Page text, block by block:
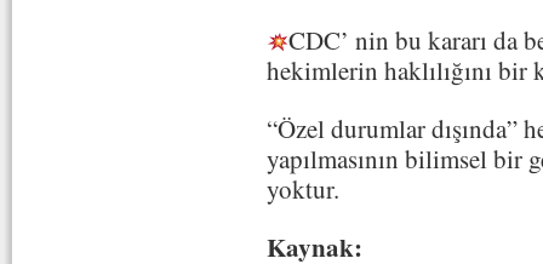
CDC’ nin bu kararı da
hekimlerin haklılığını bir
“Özel durumlar dışında”
yapılmasının bilimsel bir
yoktur.
Kaynak: